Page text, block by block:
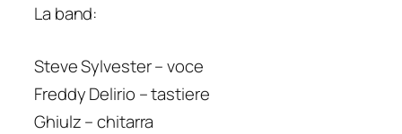
La band:
Steve Sylvester – voce
Freddy Delirio – tastiere
Ghiulz – chitarra